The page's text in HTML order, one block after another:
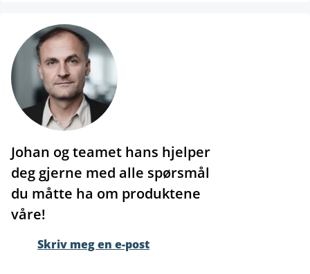
Johan og teamet hans hjelper
deg gjerne med alle spørsmål
du måtte ha om produktene
våre!
Skriv meg en e-post